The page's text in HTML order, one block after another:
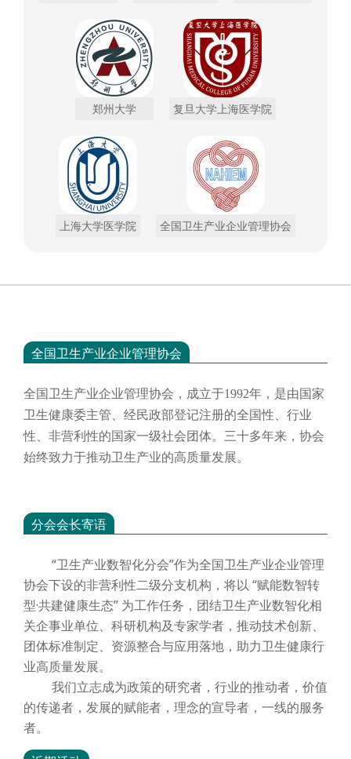
郑州大学 复旦大学上海医学院
上海大学医学院 全国卫生产业企业管理协会
全国卫生产业企业管理协会
全国卫生产业企业管理协会，成立于1992年，是由国家
卫生健康委主管、经民政部登记注册的全国性、行业
性、非营利性的国家一级社会团体。三十多年来，协会
始终致力于推动卫生产业的高质量发展。
分会会长寄语
“卫生产业数智化分会”作为全国卫生产业企业管理
协会下设的非营利性二级分支机构，将以 “赋能数智转
型·共建健康生态” 为工作任务，团结卫生产业数智化相
关企事业单位、科研机构及专家学者，推动技术创新、
团体标准制定、资源整合与应用落地，助力卫生健康行
业高质量发展。
我们立志成为政策的研究者，行业的推动者，价值
的传递者，发展的赋能者，理念的宣导者，一线的服务
者。